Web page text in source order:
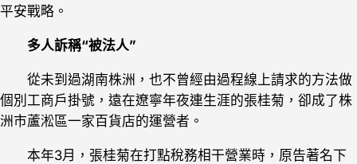
平安戰略。
多人訴稱“被法人”
從未到過湖南株洲，也不曾經由過程線上請求的方法做
個別工商戶掛號，遠在遼寧年夜連生涯的張桂菊，卻成了株
洲市蘆淞區一家百貨店的運營者。
本年3月，張桂菊在打點稅務相干營業時，原告著名下